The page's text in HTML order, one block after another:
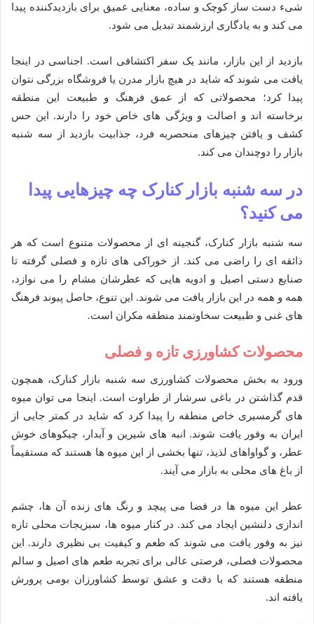
شیء دست ساز کوچک و ساده، معنایی عمیق برای بازدیدکننده پیدا
می کند و به یادگاری ارزشمند تبدیل می شود.
بازدید از این بازار، مانند یک سفر اکتشافی است. اجناسی در اینجا
یافت می شوند که شاید در هیچ بازار مدرن یا فروشگاه بزرگی نتوان
پیدا کرد؛ محصولاتی که از عمق فرهنگ و طبیعت این منطقه
برخاسته اند و اصالت و ویژگی های خاص خود را دارند. این حس
کشف و یافتن چیزهای منحصربه فرد، جذابیت بازدید از سه شنبه
بازار را دوچندان می کند.
در سه شنبه بازار کنارک چه چیزهایی پیدا
می کنید؟
سه شنبه بازار کنارک، گنجینه ای از محصولات متنوع است که هر
ذائقه ای را راضی می کند. از خوراکی های تازه و فصلی گرفته تا
صنایع دستی اصیل و ادویه هایی که عطرشان مشام را می نوازد،
همه و همه در این بازار یافت می شوند. این تنوع، حاصل پیوند فرهنگ
های غنی و طبیعت سخاوتمند منطقه مکران است.
محصولات کشاورزی تازه و فصلی
ورود به بخش محصولات کشاورزی سه شنبه بازار کنارک، همچون
قدم گذاشتن در باغی سرشار از طراوت است. اینجا می توان میوه
های گرمسیری خاص منطقه را پیدا کرد که شاید در کمتر جایی از
ایران به وفور یافت شوند. انبه های شیرین و آبدار، چیکوهای خوش
عطر، و گواواهای لذیذ، تنها بخشی از این میوه ها هستند که مستقیماً
از باغ های محلی به بازار می آیند.
عطر این میوه ها در فضا می پیچد و رنگ های زنده آن ها، چشم
اندازی دلنشین ایجاد می کند. در کنار میوه ها، سبزیجات محلی تازه
نیز به وفور یافت می شوند که طعم و کیفیت بی نظیری دارند. این
محصولات فصلی، فرصتی عالی برای تجربه طعم های اصیل و سالم
منطقه هستند که با دقت و عشق توسط کشاورزان بومی پرورش
یافته اند.